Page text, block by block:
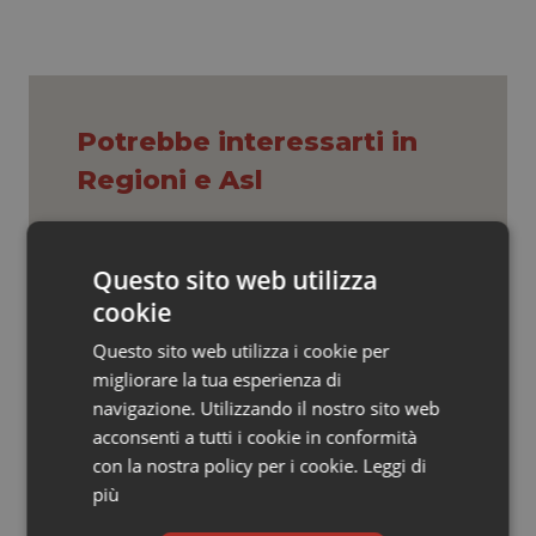
Oncologia & Nutrizione
Psoriasi & pelle
Quotidiano Chirurgia
Quotidiano Oncologia
Quotidiano Pediatria
Rene & patologie urogenitali
Potrebbe interessarti in
Regioni e Asl
nel 2025 condotti 1.530 studi, il
numero più alto degli ultimi cinque
anni
Puglia. Unità di crisi sanitaria al lavoro,
Decaro accelera su 118, liste d’attesa
e conti
Farmaci. Puglia, dal 3 agosto alert
Questo sito web utilizza
cookie
Questo sito web utilizza i cookie per
migliorare la tua esperienza di
navigazione. Utilizzando il nostro sito web
acconsenti a tutti i cookie in conformità
con la nostra policy per i cookie. Leggi di
più